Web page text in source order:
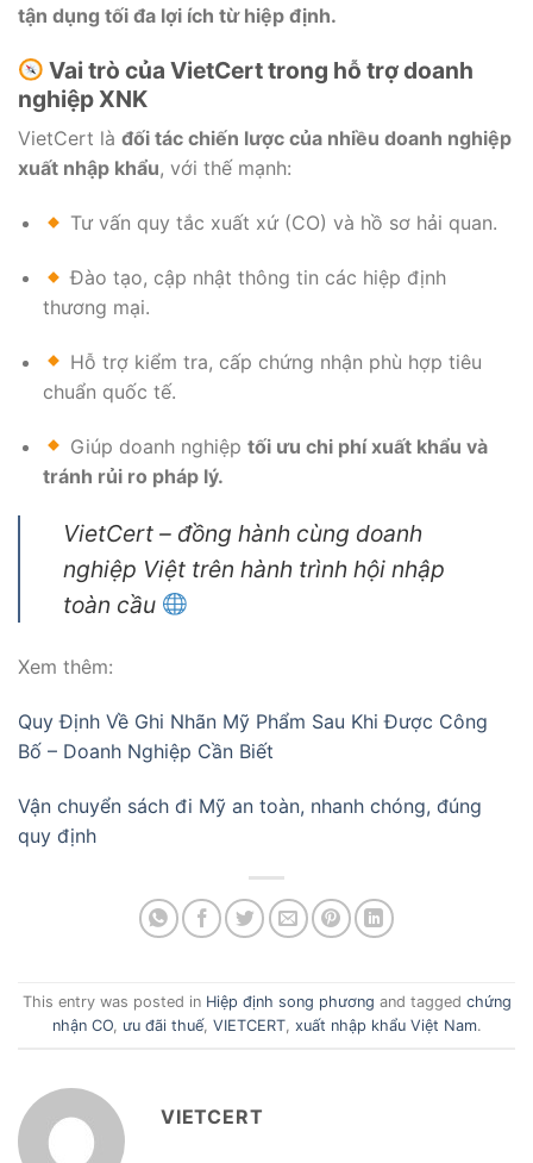
tận dụng tối đa lợi ích từ hiệp định.
Vai trò của VietCert trong hỗ trợ doanh
nghiệp XNK
VietCert là đối tác chiến lược của nhiều doanh nghiệp
xuất nhập khẩu, với thế mạnh:
Tư vấn quy tắc xuất xứ (CO) và hồ sơ hải quan.
Đào tạo, cập nhật thông tin các hiệp định
thương mại.
Hỗ trợ kiểm tra, cấp chứng nhận phù hợp tiêu
chuẩn quốc tế.
Giúp doanh nghiệptối ưu chi phí xuất khẩu và
tránh rủi ro pháp lý.
VietCert – đồng hành cùng doanh
nghiệp Việt trên hành trình hội nhập
toàn cầu
Xem thêm:
Quy Định Về Ghi Nhãn Mỹ Phẩm Sau Khi Được Công
Bố – Doanh Nghiệp Cần Biết
Vận chuyển sách đi Mỹ an toàn, nhanh chóng, đúng
quy định
This entry was posted in Hiệp định song phương and tagged chứng
nhận CO, ưu đãi thuế, VIETCERT, xuất nhập khẩu Việt Nam.
VIETCERT